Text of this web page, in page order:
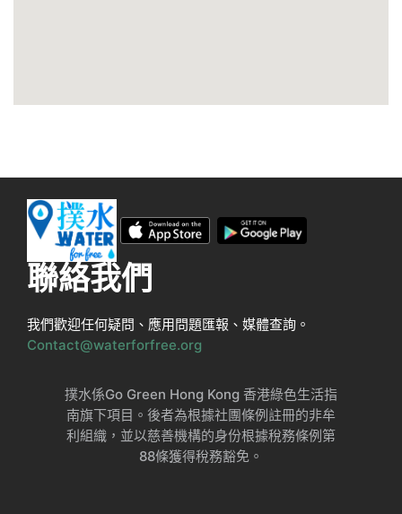
聯絡我們
我們歡迎任何疑問、應用問題匯報、媒體查詢。
Contact@waterforfree.org
撲水係Go Green Hong Kong 香港綠色生活指
南旗下項目。後者為根據社團條例註冊的非牟
利組織，並以慈善機構的身份根據稅務條例第
88條獲得稅務豁免。